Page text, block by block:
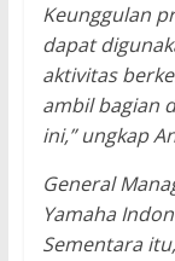
Keunggulan
dapat
aktivitas
ambil bagian
ini,” ungkap
General
Yamaha
Sementara